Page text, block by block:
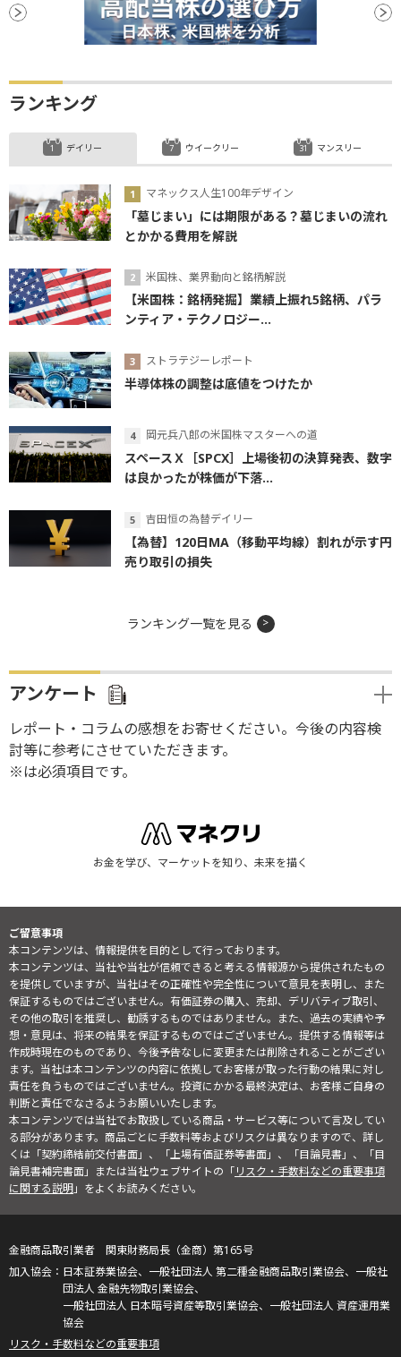
ランキング
デイリー
マネックス人生100年デザイン
「墓じまい」には期限がある？墓じまいの流れ
とかかる費用を解説
米国株、業界動向と銘柄解説
【米国株：銘柄発掘】業績上振れ5銘柄、パラ
ンティア・テクノロジー...
ストラテジーレポート
半導体株の調整は底値をつけたか
岡元兵八郎の米国株マスターへの道
スペースＸ［SPCX］上場後初の決算発表、数字
は良かったが株価が下落...
吉田恒の為替デイリー
【為替】120日MA（移動平均線）割れが示す円
売り取引の損失
ウイークリー マンスリー
ランキング一覧を見る
アンケート
レポート・コラムの感想をお寄せください。今後の内容検
討等に参考にさせていただきます。
※は必須項目です。
お金を学び、マーケットを知り、未来を描く
ご留意事項
本コンテンツは、情報提供を目的として行っております。
本コンテンツは、当社や当社が信頼できると考える情報源から提供されたもの
を提供していますが、当社はその正確性や完全性について意見を表明し、また
保証するものではございません。有価証券の購入、売却、デリバティブ取引、
その他の取引を推奨し、勧誘するものではありません。また、過去の実績や予
想・意見は、将来の結果を保証するものではございません。提供する情報等は
作成時現在のものであり、今後予告なしに変更または削除されることがござい
ます。当社は本コンテンツの内容に依拠してお客様が取った行動の結果に対し
責任を負うものではございません。投資にかかる最終決定は、お客様ご自身の
判断と責任でなさるようお願いいたします。
本コンテンツでは当社でお取扱している商品・サービス等について言及してい
る部分があります。商品ごとに手数料等およびリスクは異なりますので、詳し
くは「契約締結前交付書面」、「上場有価証券等書面」、「目論見書」、「目
論見書補完書面」または当社ウェブサイトの「リスク・手数料などの重要事項
に関する説明」をよくお読みください。
金融商品取引業者 関東財務局長（金商）第165号
日本証券業協会、一般社団法人 第二種金融商品取引業協会、一般社
団法人 金融先物取引業協会、
一般社団法人 日本暗号資産等取引業協会、一般社団法人 資産運用業
協会
リスク・手数料などの重要事項